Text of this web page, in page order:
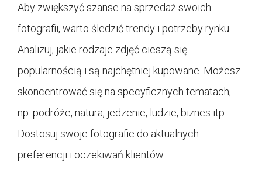
Aby zwiększyć szanse na sprzedaż swoich
fotografii, warto śledzić trendy i potrzeby rynku.
Analizuj, jakie rodzaje zdjęć cieszą się
popularnością i są najchętniej kupowane. Możesz
skoncentrować się na specyficznych tematach,
np. podróże, natura, jedzenie, ludzie, biznes itp.
Dostosuj swoje fotografie do aktualnych
preferencji i oczekiwań klientów.